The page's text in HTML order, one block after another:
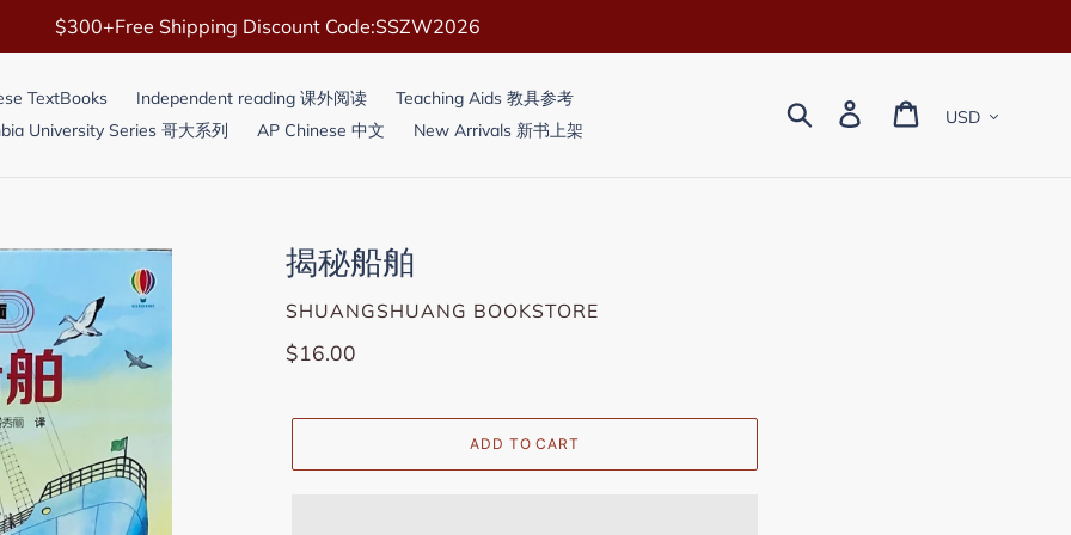
$300+Free Shipping Discount Code:SSZW2026
TextBooks Independent reading 课外阅读
Teaching Aids 教具参考
University Series 哥大系列
AP Chinese 中文 New Arrivals 新书上架
Search Log in Cart
揭秘船舶
VENDOR
SHUANGSHUANG BOOKSTORE
Regular
$16.00
ADD TO CART